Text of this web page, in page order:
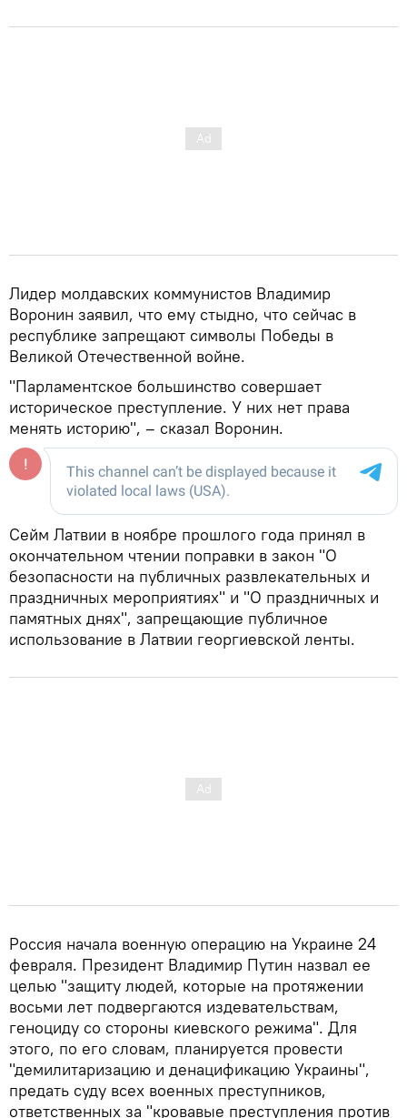
Лидер молдавских коммунистов Владимир
Воронин заявил, что ему стыдно, что сейчас в
республике запрещают символы Победы в
Великой Отечественной войне.
"Парламентское большинство совершает
историческое преступление. У них нет права
менять историю", – сказал Воронин.
Сейм Латвии в ноябре прошлого года принял в
окончательном чтении поправки в закон "О
безопасности на публичных развлекательных и
праздничных мероприятиях" и "О праздничных и
памятных днях", запрещающие публичное
использование в Латвии георгиевской ленты.
Россия начала военную операцию на Украине 24
февраля. Президент Владимир Путин назвал ее
целью "защиту людей, которые на протяжении
восьми лет подвергаются издевательствам,
геноциду со стороны киевского режима". Для
этого, по его словам, планируется провести
"демилитаризацию и денацификацию Украины",
предать суду всех военных преступников,
ответственных за "кровавые преступления против